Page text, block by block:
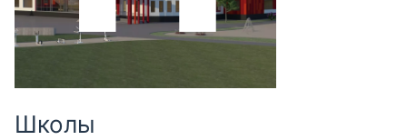
Школы